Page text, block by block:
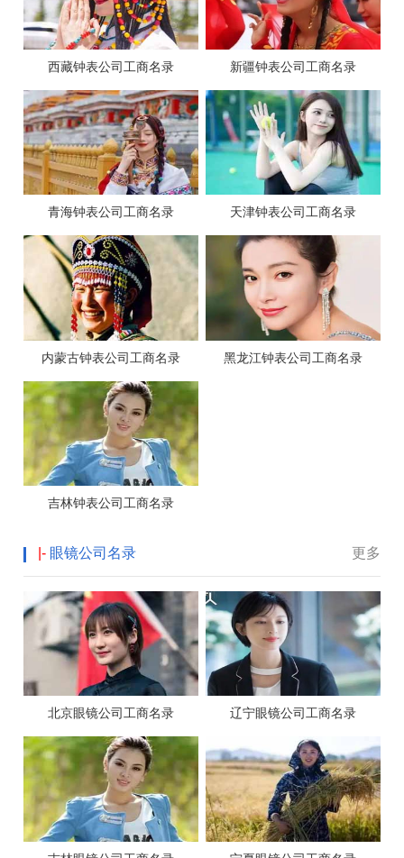
西藏钟表公司工商名录 新疆钟表公司工商名录
青海钟表公司工商名录 天津钟表公司工商名录
内蒙古钟表公司工商名录 黑龙江钟表公司工商名录
吉林钟表公司工商名录
更多
|- 眼镜公司名录
北京眼镜公司工商名录 辽宁眼镜公司工商名录